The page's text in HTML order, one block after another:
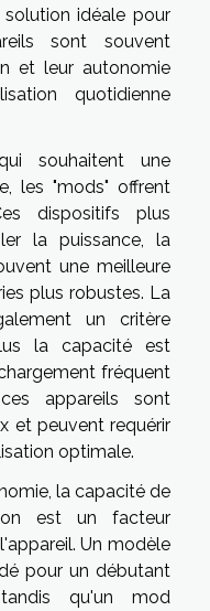
idéale pour
sont souvent
et leur autonomie
quotidienne
souhaitent une
les "mods" offrent
dispositifs plus
la puissance, la
une meilleure
plus robustes. La
un critère
la capacité est
fréquent
appareils sont
et peuvent requérir
optimale.
la capacité de
est un facteur
Un modèle
pour un débutant
qu'un mod